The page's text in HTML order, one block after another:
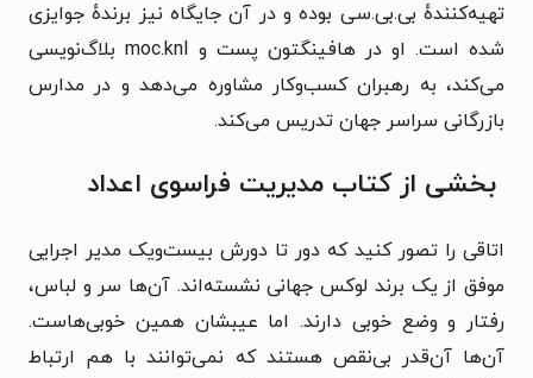
تهیه‌کنندهٔ بی.بی.سی بوده و در آن جایگاه نیز برندهٔ جوایزی
شده است. او در هافینگتون پست و moc.knI بلاگ‌نویسی
می‌کند، به رهبران کسب‌وکار مشاوره می‌دهد و در مدارس
بازرگانی سراسر جهان تدریس می‌کند.
بخشی از کتاب مدیریت فراسوی اعداد
اتاقی را تصور کنید که دور تا دورش بیست‌ویک مدیر اجرایی
موفق از یک برند لوکس جهانی نشسته‌اند. آن‌ها سر و لباس،
رفتار و وضع خوبی دارند. اما عیبشان همین خوبی‌هاست.
آن‌ها آن‌قدر بی‌نقص هستند که نمی‌توانند با هم ارتباط